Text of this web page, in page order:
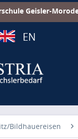
Geisler-
EN
Bildhauereisen